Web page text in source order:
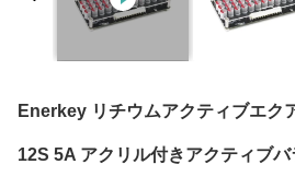
Enerkey リチウムアクティブエク
12S 5A アクリル付きアクティブ